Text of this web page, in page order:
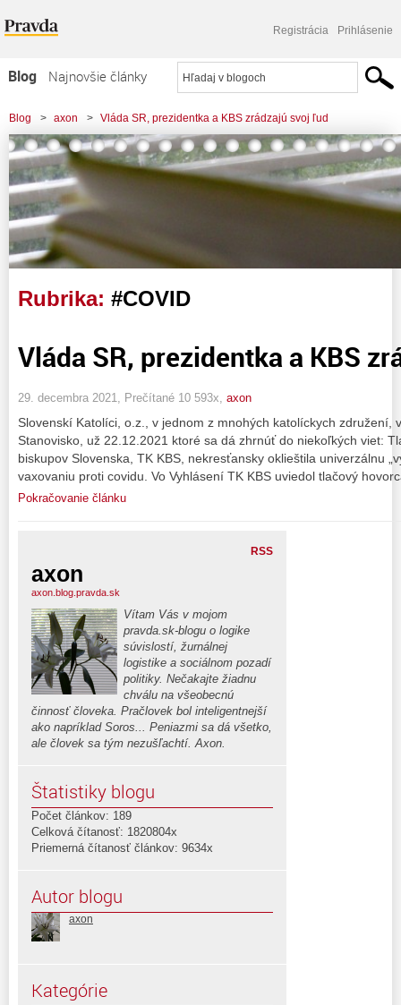
Registrácia Prihlásenie
Blog
Najnovšie články
Najčítanejšie články
Najkomentovanejšie články
Zoznam blogov
Komerčné blogy
Blog > axon > Vláda SR, prezidentka a KBS zrádzajú svoj ľud
Rubrika: #COVID
Vláda SR, prezidentka a KBS
29. decembra 2021, Prečítané 10 593x, axon
Slovenskí Katolíci, o.z., v jednom z mnohých katolíckych združení,
Stanovisko, už 22.12.2021 ktoré sa dá zhrnúť do niekoľkých viet:
biskupov Slovenska, TK KBS, nekresťansky oklieštila univerzálnu
vaxovaniu proti covidu. Vo Vyhlásení TK KBS uviedol tlačový
Pokračovanie článku
RSS
axon
axon.blog.pravda.sk
Vítam Vás v mojom
pravda.sk-blogu o logike
súvislostí, žurnálnej
logistike a sociálnom pozadí
politiky. Nečakajte žiadnu
chválu na všeobecnú
činnosť človeka. Pračlovek bol inteligentnejší
ako napríklad Soros... Peniazmi sa dá všetko,
ale človek sa tým nezušľachtí. Axon.
Štatistiky blogu
Počet článkov: 189
Celková čítanosť: 1820804x
Priemerná čítanosť článkov: 9634x
Autor blogu
axon
Kategórie